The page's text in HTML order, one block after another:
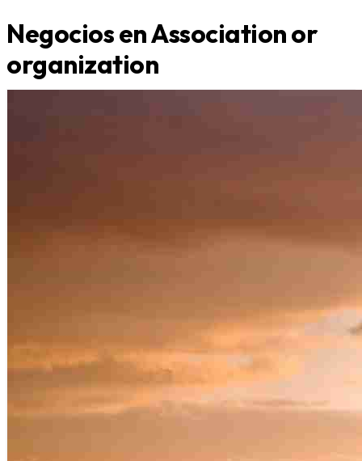
Negocios en Association or
organization